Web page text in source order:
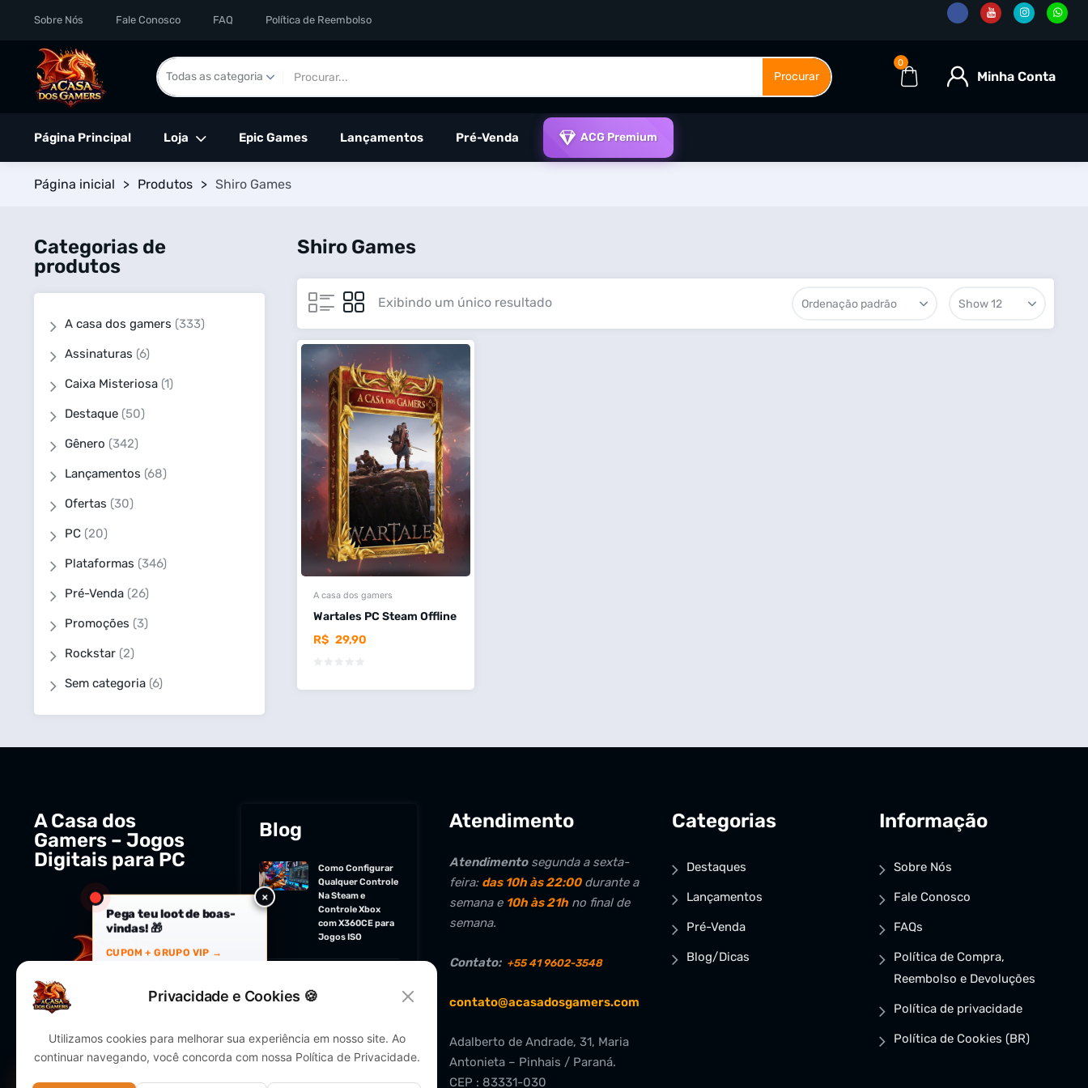
Sobre Nós Fale Conosco FAQ Política de Reembolso
Procurar Minha Conta
0
Página Principal Loja Epic Games Lançamentos Pré-Venda ACG Premium
Página inicial > Produtos > Shiro Games
Shiro Games
Exibindo um único resultado
A casa dos gamers
Wartales PC Steam Offline
R$ 29,90
Categorias de
produtos
A casa dos gamers (333)
Assinaturas (6)
Caixa Misteriosa (1)
Destaque (50)
Gênero (342)
Lançamentos (68)
Ofertas (30)
PC (20)
Plataformas (346)
Pré-Venda (26)
Promoções (3)
Rockstar (2)
Sem categoria (6)
A Casa dos
Gamers – Jogos
Digitais para PC
Blog
Como Configurar
Qualquer Controle
Na Steam e
Controle Xbox
com X360CE para
Jogos ISO
Atendimento
Atendimentosegunda a sexta-
feira: das 10h às 22:00durante a
semana e 10h às 21hno final de
semana.
Contato: +55 41 9602-3548
contato@acasadosgamers.com
Adalberto de Andrade, 31, Maria
Antonieta – Pinhais / Paraná.
CEP : 83331-030
Categorias
Destaques
Lançamentos
Pré-Venda
Blog/Dicas
Informação
Sobre Nós
Fale Conosco
FAQs
Política de Compra,
Reembolso e Devoluções
Política de privacidade
Política de Cookies (BR)
Privacidade e Cookies 🍪
Utilizamos cookies para melhorar sua experiência em nosso site. Ao
continuar navegando, você concorda com nossa Política de Privacidade.
Pega teu loot de boas-
vindas! 🎁
CUPOM + GRUPO VIP →
×